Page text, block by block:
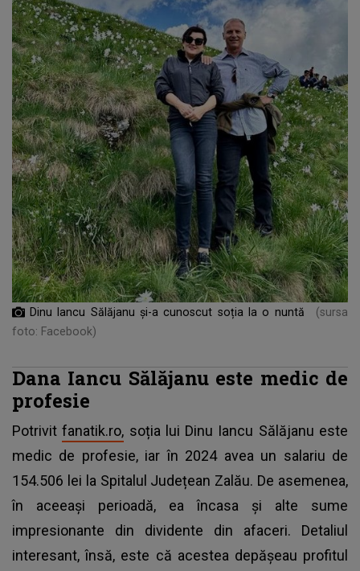
Dinu Iancu Sălăjanu și-a cunoscut soția la o nuntă
(sursa
foto: Facebook)
Dana Iancu Sălăjanu este medic de
profesie
Potrivitfanatik.ro, soția lui Dinu Iancu Sălăjanu este
medic de profesie, iar în 2024 avea un salariu de
154.506 lei la Spitalul Județean Zalău. De asemenea,
în aceeași perioadă, ea încasa și alte sume
impresionante din dividente din afaceri. Detaliul
interesant, însă, este că acestea depășeau profitul